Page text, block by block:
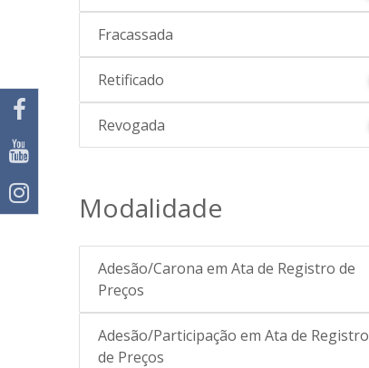
Fracassada
Retificado
Revogada
Modalidade
Adesão/Carona em Ata de Registro de
Preços
Adesão/Participação em Ata de Registro
de Preços